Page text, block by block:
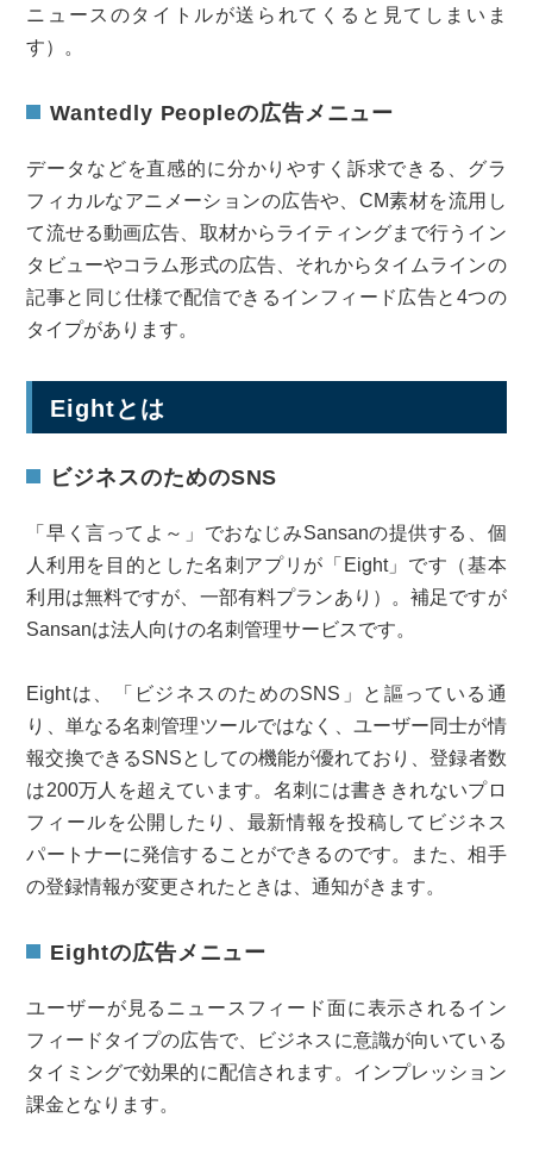
ニュースのタイトルが送られてくると見てしまいま
す）。
Wantedly Peopleの広告メニュー
データなどを直感的に分かりやすく訴求できる、グラ
フィカルなアニメーションの広告や、CM素材を流用し
て流せる動画広告、取材からライティングまで行うイン
タビューやコラム形式の広告、それからタイムラインの
記事と同じ仕様で配信できるインフィード広告と4つの
タイプがあります。
Eightとは
ビジネスのためのSNS
「早く言ってよ～」でおなじみSansanの提供する、個
人利用を目的とした名刺アプリが「Eight」です（基本
利用は無料ですが、一部有料プランあり）。補足ですが
Sansanは法人向けの名刺管理サービスです。
Eightは、「ビジネスのためのSNS」と謳っている通
り、単なる名刺管理ツールではなく、ユーザー同士が情
報交換できるSNSとしての機能が優れており、登録者数
は200万人を超えています。名刺には書ききれないプロ
フィールを公開したり、最新情報を投稿してビジネス
パートナーに発信することができるのです。また、相手
の登録情報が変更されたときは、通知がきます。
Eightの広告メニュー
ユーザーが見るニュースフィード面に表示されるイン
フィードタイプの広告で、ビジネスに意識が向いている
タイミングで効果的に配信されます。インプレッション
課金となります。